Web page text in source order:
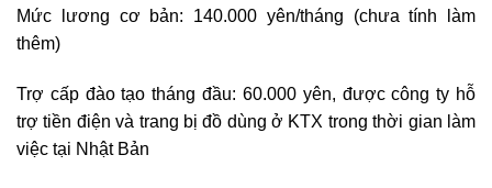
Mức lương cơ bản: 140.000 yên/tháng (chưa tính làm
thêm)
Trợ cấp đào tạo tháng đầu: 60.000 yên, được công ty hỗ
trợ tiền điện và trang bị đồ dùng ở KTX trong thời gian làm
việc tại Nhật Bản